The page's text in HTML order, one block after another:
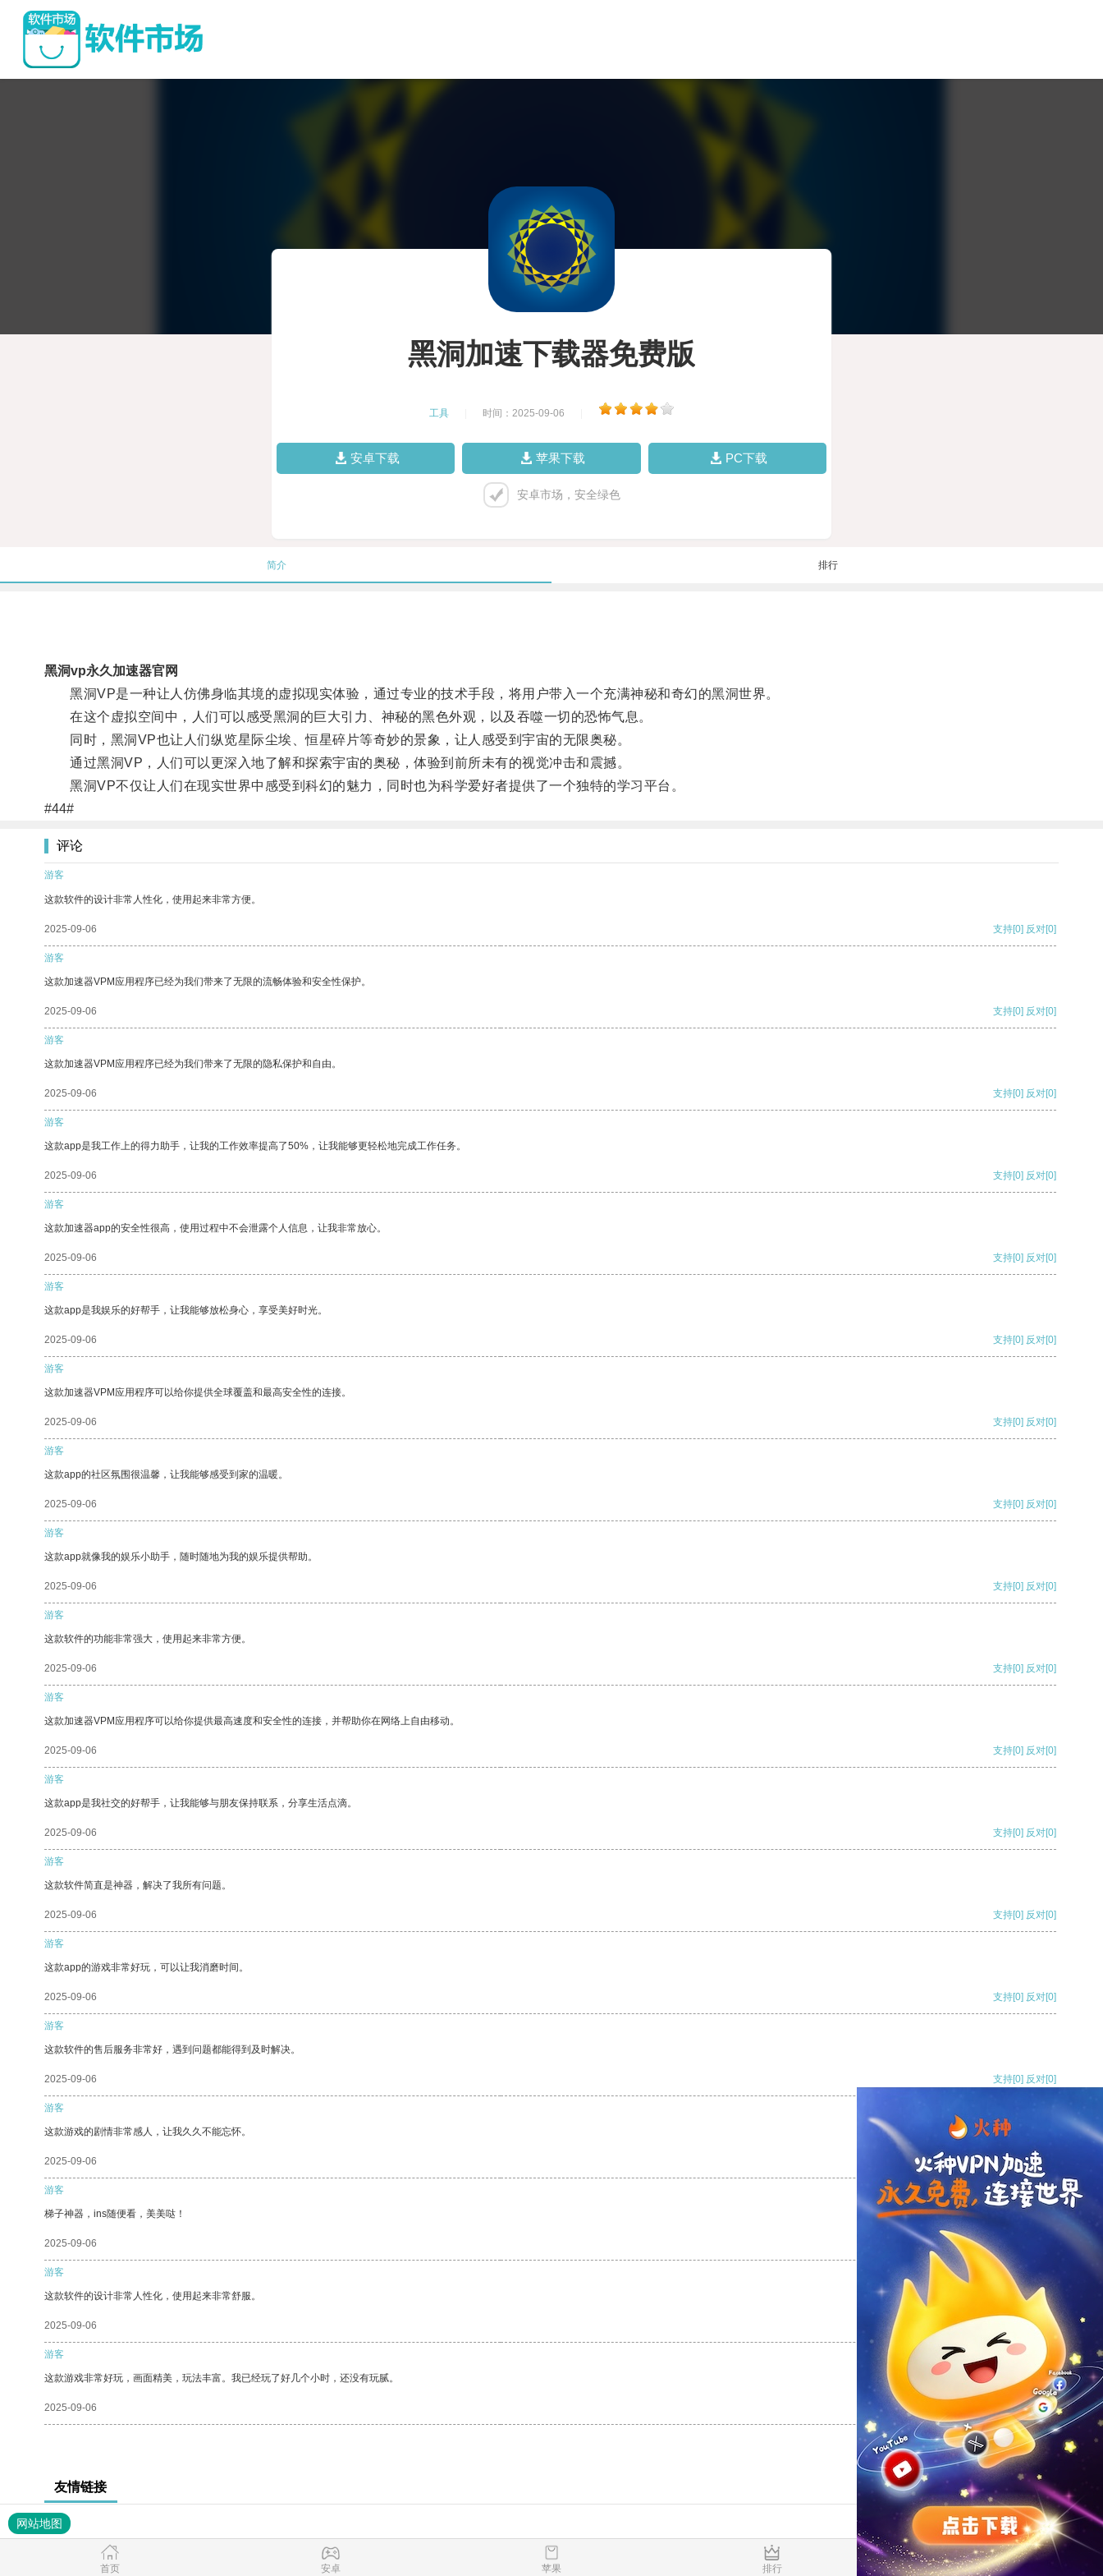
黑洞加速下载器免费版
工具 时间：2025-09-06
安卓下载 苹果下载 PC下载
安卓市场，安全绿色
简介 排行
黑洞vp永久加速器官网
黑洞VP是一种让人仿佛身临其境的虚拟现实体验，通过专业的技术手段，将用户带入一个充满神秘和奇幻的黑洞世界。
在这个虚拟空间中，人们可以感受黑洞的巨大引力、神秘的黑色外观，以及吞噬一切的恐怖气息。
同时，黑洞VP也让人们纵览星际尘埃、恒星碎片等奇妙的景象，让人感受到宇宙的无限奥秘。
通过黑洞VP，人们可以更深入地了解和探索宇宙的奥秘，体验到前所未有的视觉冲击和震撼。
黑洞VP不仅让人们在现实世界中感受到科幻的魅力，同时也为科学爱好者提供了一个独特的学习平台。
#44#
评论
游客
这款软件的设计非常人性化，使用起来非常方便。
2025-09-06 支持[0] 反对[0]
游客
这款加速器VPM应用程序已经为我们带来了无限的流畅体验和安全性保护。
2025-09-06 支持[0] 反对[0]
游客
这款加速器VPM应用程序已经为我们带来了无限的隐私保护和自由。
2025-09-06 支持[0] 反对[0]
游客
这款app是我工作上的得力助手，让我的工作效率提高了50%，让我能够更轻松地完成工作任务。
2025-09-06 支持[0] 反对[0]
游客
这款加速器app的安全性很高，使用过程中不会泄露个人信息，让我非常放心。
2025-09-06 支持[0] 反对[0]
游客
这款app是我娱乐的好帮手，让我能够放松身心，享受美好时光。
2025-09-06 支持[0] 反对[0]
游客
这款加速器VPM应用程序可以给你提供全球覆盖和最高安全性的连接。
2025-09-06 支持[0] 反对[0]
游客
这款app的社区氛围很温馨，让我能够感受到家的温暖。
2025-09-06 支持[0] 反对[0]
游客
这款app就像我的娱乐小助手，随时随地为我的娱乐提供帮助。
2025-09-06 支持[0] 反对[0]
游客
这款软件的功能非常强大，使用起来非常方便。
2025-09-06 支持[0] 反对[0]
游客
这款加速器VPM应用程序可以给你提供最高速度和安全性的连接，并帮助你在网络上自由移动。
2025-09-06 支持[0] 反对[0]
游客
这款app是我社交的好帮手，让我能够与朋友保持联系，分享生活点滴。
2025-09-06 支持[0] 反对[0]
游客
这款软件简直是神器，解决了我所有问题。
2025-09-06 支持[0] 反对[0]
游客
这款app的游戏非常好玩，可以让我消磨时间。
2025-09-06 支持[0] 反对[0]
游客
这款软件的售后服务非常好，遇到问题都能得到及时解决。
2025-09-06 支持[0] 反对[0]
游客
这款游戏的剧情非常感人，让我久久不能忘怀。
2025-09-06 支持[0] 反对
游客
梯子神器，ins随便看，美美哒！
2025-09-06 支持
游客
这款软件的设计非常人性化，使用起来非常舒服。
2025-09-06 反对 [0]
游客
这款游戏非常好玩，画面精美，玩法丰富。我已经玩了好几个小时，还没有玩腻。
2025-09-06 支持[0] 反对[0]
友情链接
网站地图
首页 安卓 苹果 排行 推荐